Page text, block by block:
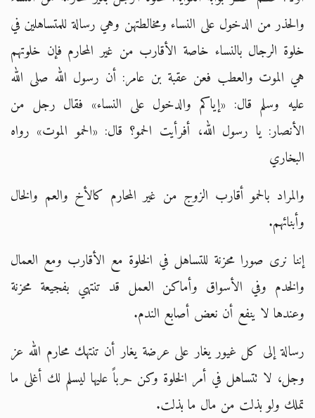
والحذر من الدخول على النساء ومخالطتهن وهي رسالة للمتساهلين في
خلوة الرجال بالنساء خاصة الأقارب من غير المحارم فإن خلوتهم
هي الموت والعطب فعن عقبة بن عامر: أن رسول الله صلى الله
عليه وسلم قال: «إياكم والدخول على النساء» فقال رجل من
الأنصار: يا رسول الله، أفرأيت الحمو؟ قال: «الحمو الموت» رواه
البخاري
والمراد بالحمو أقارب الزوج من غير المحارم كالأخ والعم والخال
وأبنائهم.
إننا نرى صورا محزنة للتساهل في الخلوة مع الأقارب ومع العمال
والخدم وفي الأسواق وأماكن العمل قد تنتهي بفجيعة محزنة
وعندها لا ينفع أن نعض أصابع الندم.
رسالة إلى كل غيور يغار على عرضة يغار أن تنتهك محارم الله عز
وجل، لا تتساهل في أمر الخلوة وكن حرباً عليها ليسلم لك أغلى ما
تملك ولو بذلت من مال ما بذلت.